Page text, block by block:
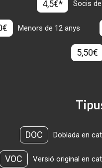
4,5€* Socis
Menors de 12 anys
5,50€
DOC Doblada en
VOC Versió original en